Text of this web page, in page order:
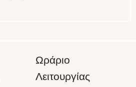
Ωράριο
Λειτουργίας